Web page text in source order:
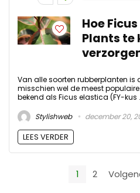
Hoe
Plants te
Van alle soorten rubberplanten is
misschien wel de meest
bekend als Ficus elastica (FY-kus
Stylishweb
december 20,
LEES VERDER
1 2